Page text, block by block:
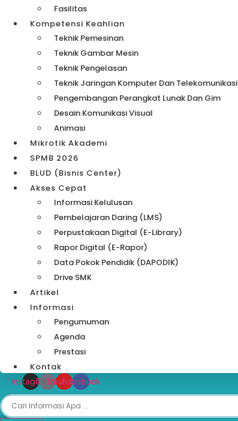
Fasilitas
Kompetensi Keahlian
Teknik Pemesinan
Teknik Gambar Mesin
Teknik Pengelasan
Teknik Jaringan Komputer Dan Telekomunikasi
Pengembangan Perangkat Lunak Dan Gim
Desain Komunikasi Visual
Animasi
Mikrotik Akademi
SPMB 2026
BLUD (Bisnis Center)
Akses Cepat
Informasi Kelulusan
Pembelajaran Daring (LMS)
Perpustakaan Digital (e-Library)
Rapor Digital (e-Rapor)
Data Pokok Pendidik (DAPODIK)
Drive SMK
Artikel
Informasi
Pengumuman
Agenda
Prestasi
Kontak
Instagram
TiktokYoutube
Facebook
Search
...